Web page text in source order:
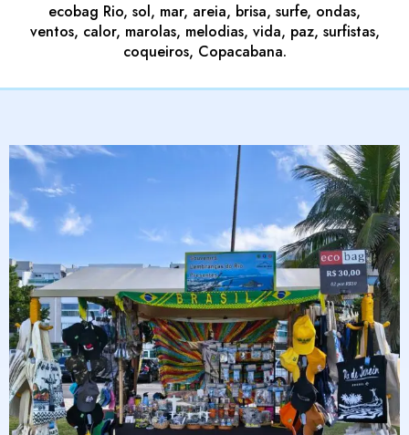
ecobag Rio, sol, mar, areia, brisa, surfe, ondas,
ventos, calor, marolas, melodias, vida, paz, surfistas,
coqueiros, Copacabana.